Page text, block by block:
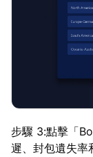
步驟 3:點擊「
遲、封包遺失率